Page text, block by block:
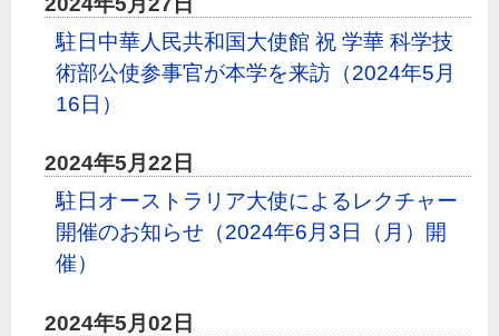
駐日中華人民共和国大使館 祝 学華 科学技
術部公使参事官が本学を来訪（2024年5月
16日）
2024年5月22日
駐日オーストラリア大使によるレクチャー
開催のお知らせ（2024年6月3日（月）開
催）
2024年5月02日